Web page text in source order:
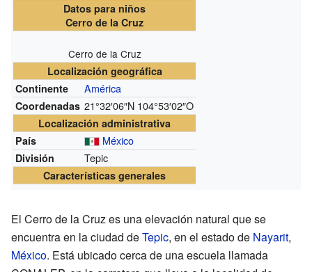
Datos para niños
Cerro de la Cruz
Cerro de la Cruz
Localización geográfica
Continente
América
Coordenadas 21°32′06″N 104°53′02″O
Localización administrativa
País
México
División Tepic
Características generales
El Cerro de la Cruz es una elevación natural que se
encuentra en la ciudad deTepic, en el estado de Nayarit,
México. Está ubicado cerca de una escuela llamada